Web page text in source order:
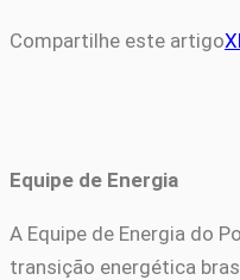
Compartilhe este artigoX
Equipe de Energia
A Equipe de Energia do
transição energética